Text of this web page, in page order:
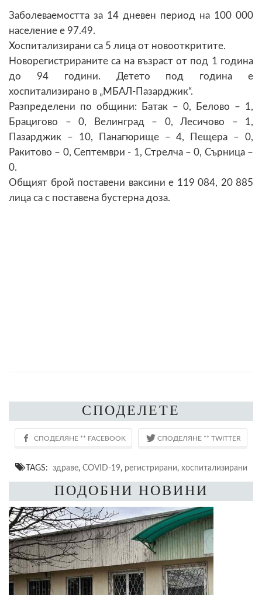
Заболеваемостта за 14 дневен период на 100 000
население е 97.49.
Хоспитализирани са 5 лица от новооткритите.
Новорегистрираните са на възраст от под 1 година
до 94 години. Детето под година е
хоспитализирано в „МБАЛ-Пазарджик“.
Разпределени по общини: Батак – 0, Белово – 1,
Брацигово – 0, Велинград – 0, Лесичово – 1,
Пазарджик – 10, Панагюрище – 4, Пещера – 0,
Ракитово – 0, Септември - 1, Стрелча – 0, Сърница –
0.
Общият брой поставени ваксини е 119 084, 20 885
лица са с поставена бустерна доза.
СПОДЕЛЕТЕ
TAGS: здраве, COVID-19, регистрирани, хоспитализирани
ПОДОБНИ НОВИНИ